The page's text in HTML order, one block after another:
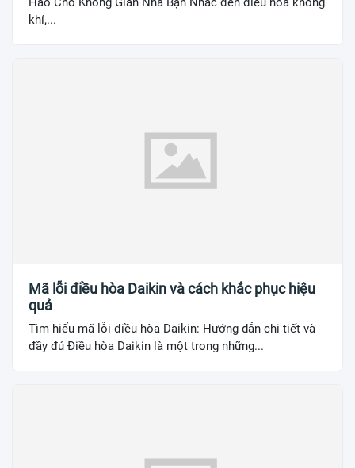
khí,...
Mã lỗi điều hòa Daikin và cách khắc phục hiệu
quả
Tìm hiểu mã lỗi điều hòa Daikin: Hướng dẫn chi tiết và
đầy đủ Điều hòa Daikin là một trong những...